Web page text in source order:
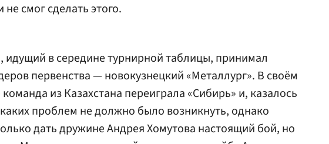
не смог сделать этого.
идущий в середине турнирной таблицы, принимал
первенства — новокузнецкий «Металлург». В своём
из Казахстана переиграла «Сибирь» и, казалось
проблем не должно было возникнуть, однако
дать дружинеАндрея Хомутова настоящий бой, но